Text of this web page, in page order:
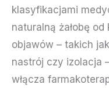
klasyfikacjami
naturalną żałobę
objawów – takich
nastrój czy izolacja
włącza